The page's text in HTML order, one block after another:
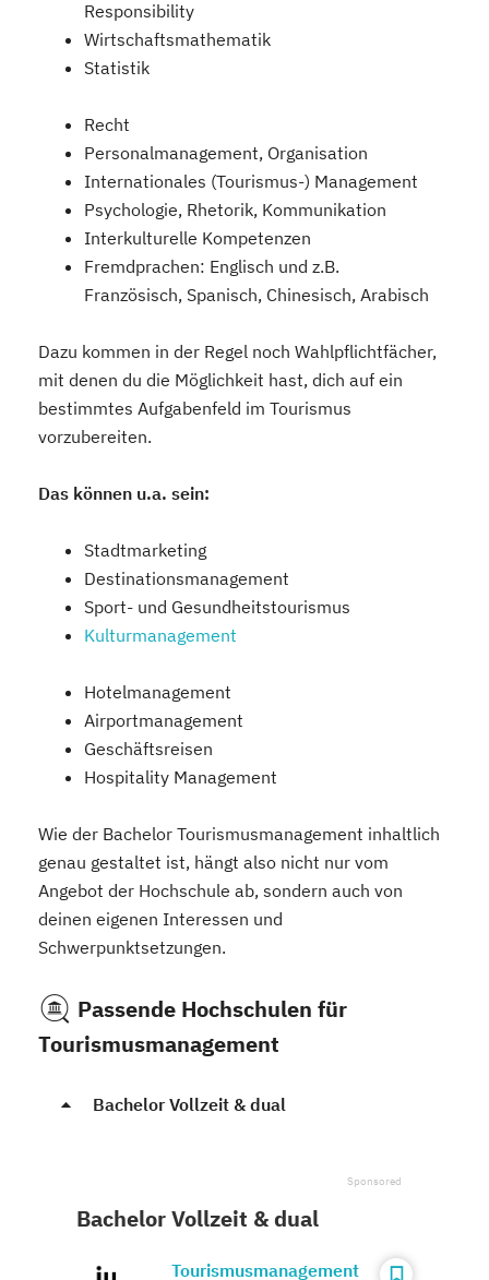
Responsibility
Wirtschaftsmathematik
Statistik
Recht
Personalmanagement, Organisation
Internationales (Tourismus-) Management
Psychologie, Rhetorik, Kommunikation
Interkulturelle Kompetenzen
Fremdprachen: Englisch und z.B.
Französisch, Spanisch, Chinesisch, Arabisch
Dazu kommen in der Regel noch Wahlpflichtfächer,
mit denen du die Möglichkeit hast, dich auf ein
bestimmtes Aufgabenfeld im Tourismus
vorzubereiten.
Das können u.a. sein:
Stadtmarketing
Destinationsmanagement
Sport- und Gesundheitstourismus
Kulturmanagement
Hotelmanagement
Airportmanagement
Geschäftsreisen
Hospitality Management
Wie der Bachelor Tourismusmanagement inhaltlich
genau gestaltet ist, hängt also nicht nur vom
Angebot der Hochschule ab, sondern auch von
deinen eigenen Interessen und
Schwerpunktsetzungen.
Passende Hochschulen für
Tourismusmanagement
Bachelor Vollzeit & dual
Bachelor Vollzeit & dual
Tourismusmanagement